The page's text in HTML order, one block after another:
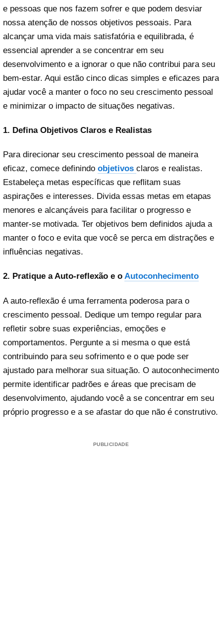
e pessoas que nos fazem sofrer e que podem desviar
nossa atenção de nossos objetivos pessoais. Para
alcançar uma vida mais satisfatória e equilibrada, é
essencial aprender a se concentrar em seu
desenvolvimento e a ignorar o que não contribui para seu
bem-estar. Aqui estão cinco dicas simples e eficazes para
ajudar você a manter o foco no seu crescimento pessoal
e minimizar o impacto de situações negativas.
1. Defina Objetivos Claros e Realistas
Para direcionar seu crescimento pessoal de maneira
eficaz, comece definindo objetivos claros e realistas.
Estabeleça metas específicas que reflitam suas
aspirações e interesses. Divida essas metas em etapas
menores e alcançáveis para facilitar o progresso e
manter-se motivada. Ter objetivos bem definidos ajuda a
manter o foco e evita que você se perca em distrações e
influências negativas.
2. Pratique a Auto-reflexão e o Autoconhecimento
A auto-reflexão é uma ferramenta poderosa para o
crescimento pessoal. Dedique um tempo regular para
refletir sobre suas experiências, emoções e
comportamentos. Pergunte a si mesma o que está
contribuindo para seu sofrimento e o que pode ser
ajustado para melhorar sua situação. O autoconhecimento
permite identificar padrões e áreas que precisam de
desenvolvimento, ajudando você a se concentrar em seu
próprio progresso e a se afastar do que não é construtivo.
PUBLICIDADE